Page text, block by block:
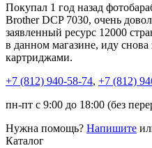
Покупал 1 год назад
Brother DCP 7030, очень
заявленный ресурс 12000
в данном магазине, иду
картриджами.
+7 (812) 940-58-74, +7 (812)
пн-пт с 9:00 до 18:00 (без
Нужна помощь? Напишите
Каталог